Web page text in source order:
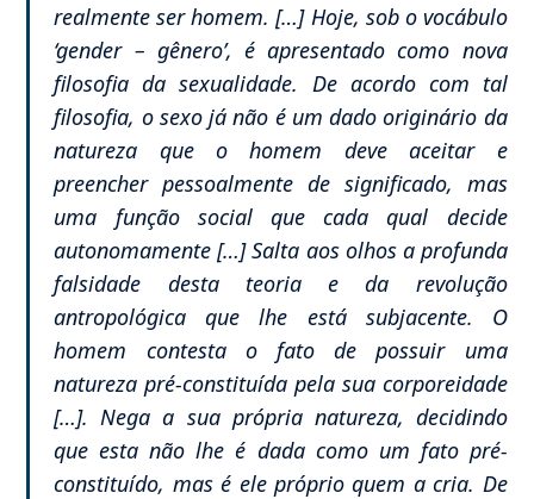
realmente ser homem. […] Hoje, sob o vocábulo
‘gender – gênero’, é apresentado como nova
filosofia da sexualidade. De acordo com tal
filosofia, o sexo já não é um dado originário da
natureza que o homem deve aceitar e
preencher pessoalmente de significado, mas
uma função social que cada qual decide
autonomamente […] Salta aos olhos a profunda
falsidade desta teoria e da revolução
antropológica que lhe está subjacente. O
homem contesta o fato de possuir uma
natureza pré-constituída pela sua corporeidade
[…]. Nega a sua própria natureza, decidindo
que esta não lhe é dada como um fato pré-
constituído, mas é ele próprio quem a cria. De